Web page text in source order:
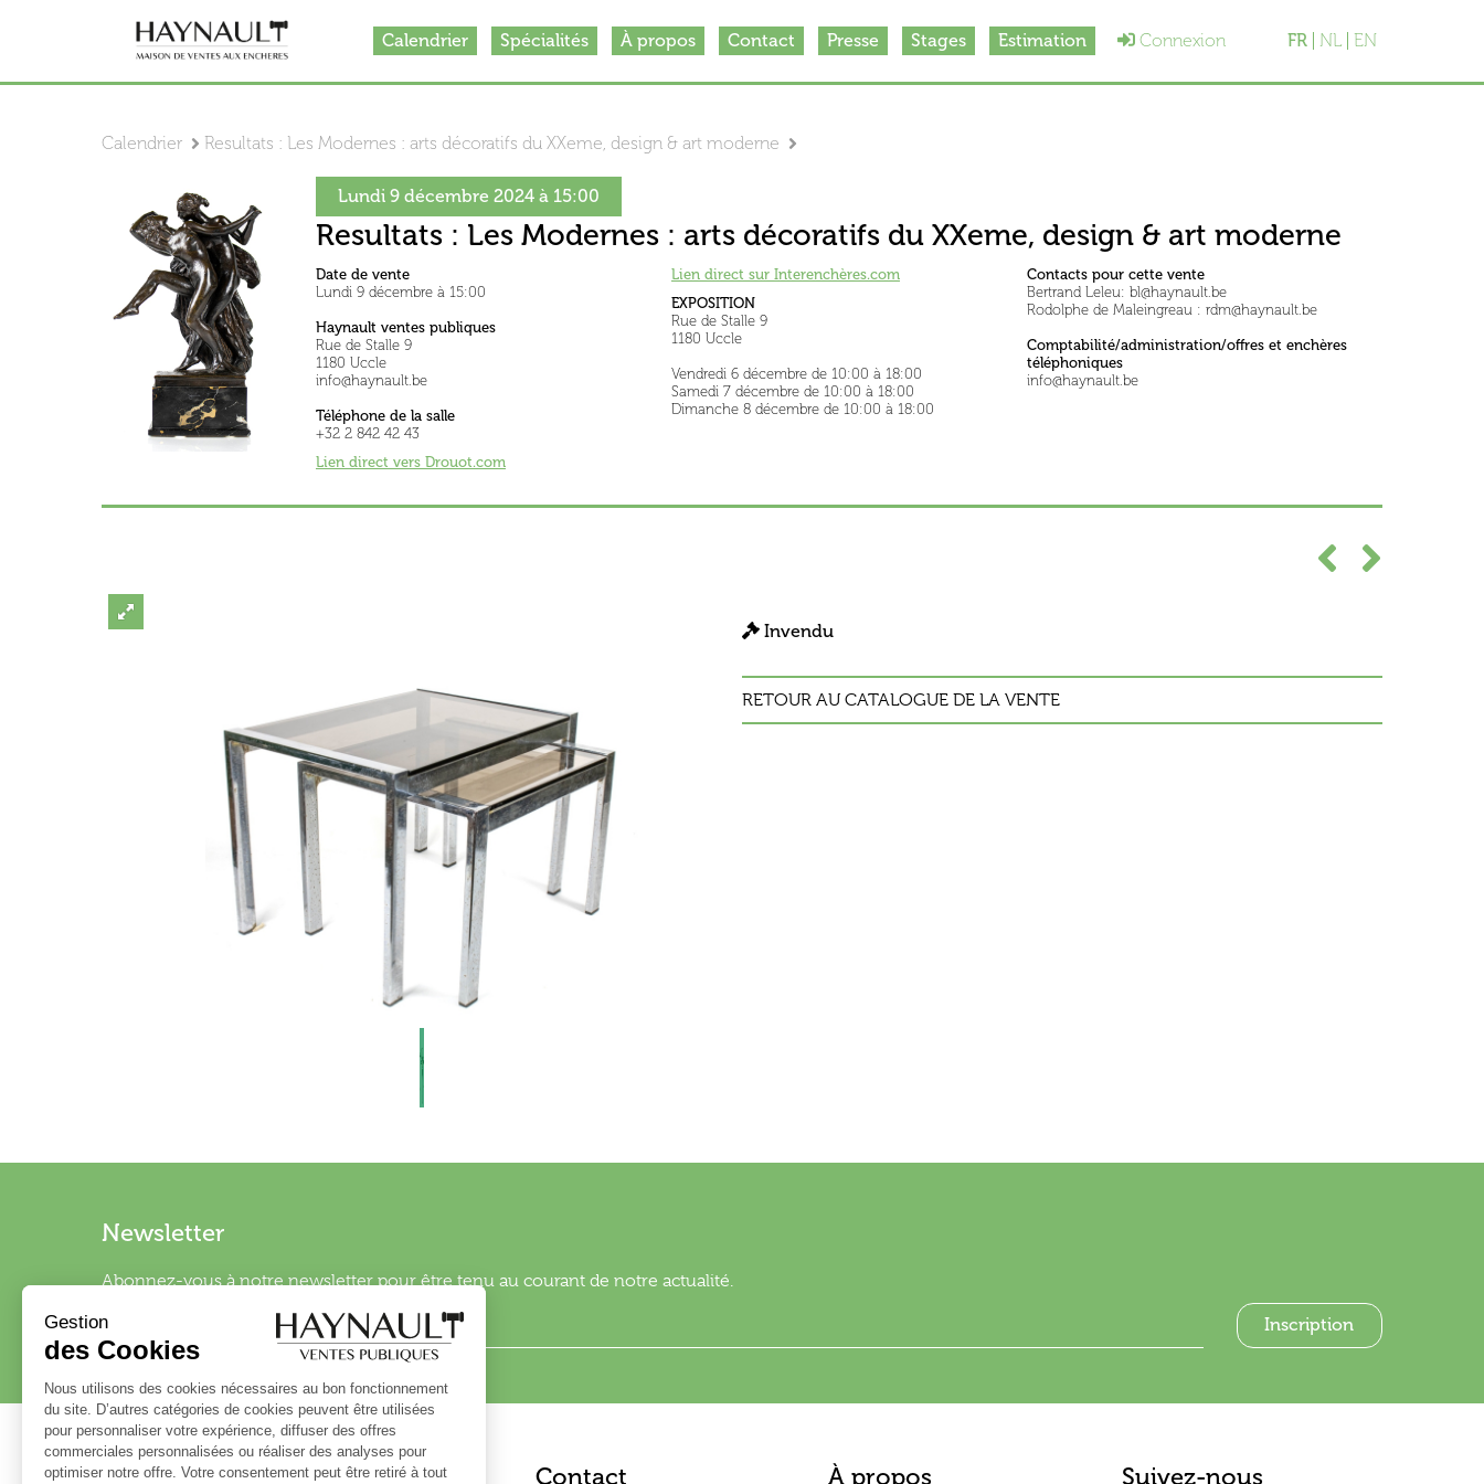
Calendrier Spécialités À propos Contact Presse Stages Estimation Connexion FR NL EN
Calendrier Resultats : Les Modernes : arts décoratifs du XXeme, design & art moderne
Lundi 9 décembre 2024 à 15:00
Resultats : Les Modernes : arts décoratifs du XXeme, design & art moderne
Date de vente
Lundi 9 décembre à 15:00
Haynault ventes publiques
Rue de Stalle 9
1180 Uccle
info@haynault.be
Téléphone de la salle
+32 2 842 42 43
Lien direct vers Drouot.com
Lien direct sur Interenchères.com
EXPOSITION
Rue de Stalle 9
1180 Uccle
Vendredi 6 décembre de 10:00 à 18:00
Samedi 7 décembre de 10:00 à 18:00
Dimanche 8 décembre de 10:00 à 18:00
Contacts pour cette vente
Bertrand Leleu: bl@haynault.be
Rodolphe de Maleingreau : rdm@haynault.be
Comptabilité/administration/offres et enchères
téléphoniques
info@haynault.be
Invendu
RETOUR AU CATALOGUE DE LA VENTE
Newsletter
Abonnez-vous à notre newsletter pour être tenu au courant de notre actualité.
Haynault - Maison de ventes aux Contact À propos Suivez-nous